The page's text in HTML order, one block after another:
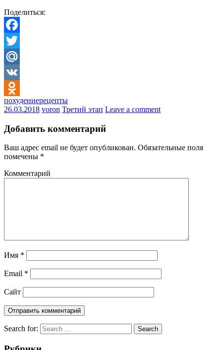
Поделиться:
Facebook
Twitter
Mail.Ru
VK
Odnoklassniki
похудениерецепты
26.03.2018 voron Третий этап Leave a comment
Добавить комментарий
Ваш адрес email не будет опубликован. Обязательные поля
помечены *
Комментарий
Имя *
Email *
Сайт
Search for: Search